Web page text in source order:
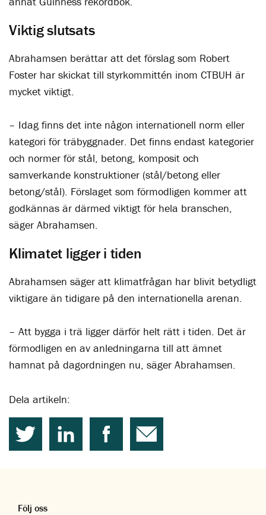
Viktig slutsats
Abrahamsen berättar att det förslag som Robert
Foster har skickat till styrkommittén inom CTBUH är
mycket viktigt.
– Idag finns det inte någon internationell norm eller
kategori för träbyggnader. Det finns endast kategorier
och normer för stål, betong, komposit och
samverkande konstruktioner (stål/betong eller
betong/stål). Förslaget som förmodligen kommer att
godkännas är därmed viktigt för hela branschen,
säger Abrahamsen.
Klimatet ligger i tiden
Abrahamsen säger att klimatfrågan har blivit betydligt
viktigare än tidigare på den internationella arenan.
– Att bygga i trä ligger därför helt rätt i tiden. Det är
förmodligen en av anledningarna till att ämnet
hamnat på dagordningen nu, säger Abrahamsen.
Dela artikeln:
Följ oss